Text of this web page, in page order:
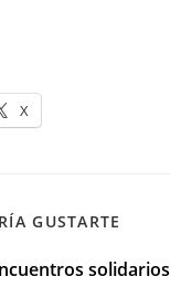
X
GUSTARTE
solidarios